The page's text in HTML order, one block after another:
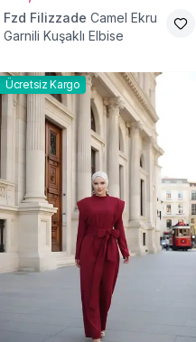
Fzd Filizzade Camel Ekru
Garnili Kuşaklı Elbise
Ücretsiz Kargo